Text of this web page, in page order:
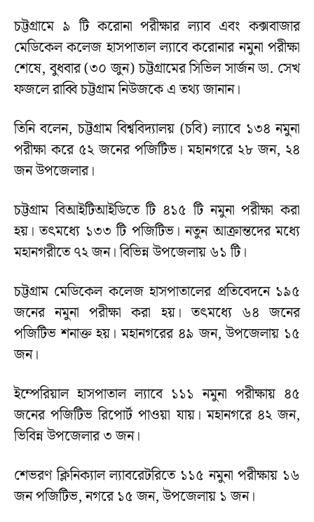
চট্টগ্রামে ৯ টি করোনা পরীক্ষার ল্যাব এবং কক্সবাজার
মেডিকেল কলেজ হাসপাতাল ল্যাবে করোনার নমুনা পরীক্ষা
শেষে, বুধবার (৩০ জুন) চট্টগ্রামের সিভিল সার্জন ডা. সেখ
ফজলে রাব্বি চট্টগ্রাম নিউজকে এ তথ্য জানান।
তিনি বলেন, চট্টগ্রাম বিশ্ববিদ্যালয় (চবি) ল্যাবে ১৩৪ নমুনা
পরীক্ষা করে ৫২ জনের পজিটিভ। মহানগরে ২৮ জন, ২৪
জন উপজেলার।
চট্টগ্রাম বিআইটিআইডিতে টি ৪১৫ টি নমুনা পরীক্ষা করা
হয়। তৎমধ্যে ১৩৩ টি পজিটিভ। নতুন আক্রান্তদের মধ্যে
মহানগরীতে ৭২ জন। বিভিন্ন উপজেলায় ৬১ টি।
চট্টগ্রাম মেডিকেল কলেজ হাসপাতালের প্রতিবেদনে ১৯৫
জনের নমুনা পরীক্ষা করা হয়। তৎমধ্যে ৬৪ জনের
পজিটিভ শনাক্ত হয়। মহানগরের ৪৯ জন, উপজেলায় ১৫
জন।
ইম্পেরিয়াল হাসপাতাল ল্যাবে ১১১ নমুনা পরীক্ষায় ৪৫
জনের পজিটিভ রিপোর্ট পাওয়া যায়। মহানগরে ৪২ জন,
ভিবিন্ন উপজেলার ৩ জন।
শেভরণ ক্লিনিক্যাল ল্যাবরেটরিতে ১১৫ নমুনা পরীক্ষায় ১৬
জন পজিটিভ, নগরে ১৫ জন, উপজেলায় ১ জন।